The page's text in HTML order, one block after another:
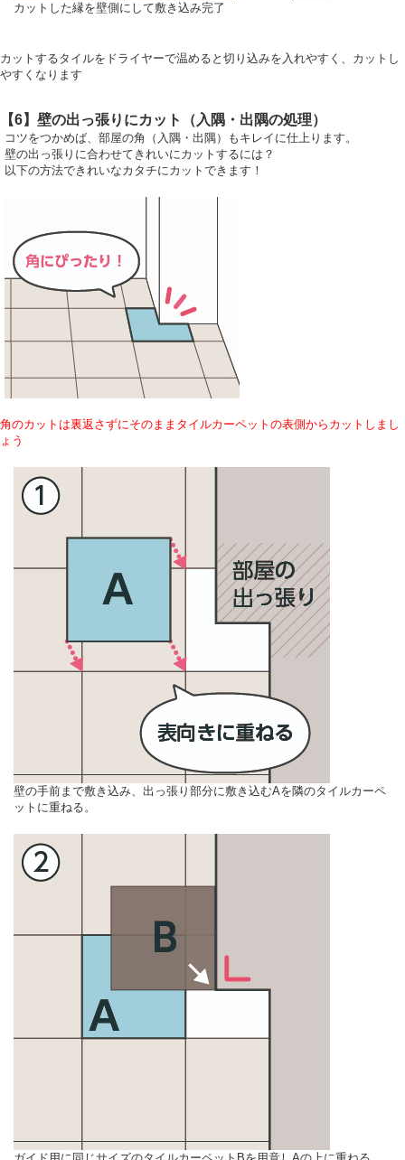
カットした縁を壁側にして敷き込み完了
カットするタイルをドライヤーで温めると切り込みを入れやすく、カットし
やすくなります
【6】壁の出っ張りにカット（入隅・出隅の処理）
コツをつかめば、部屋の角（入隅・出隅）もキレイに仕上ります。
壁の出っ張りに合わせてきれいにカットするには？
以下の方法できれいなカタチにカットできます！
角のカットは裏返さずにそのままタイルカーペットの表側からカットしまし
ょう
壁の手前まで敷き込み、出っ張り部分に敷き込むAを隣のタイルカーペ
ットに重ねる。